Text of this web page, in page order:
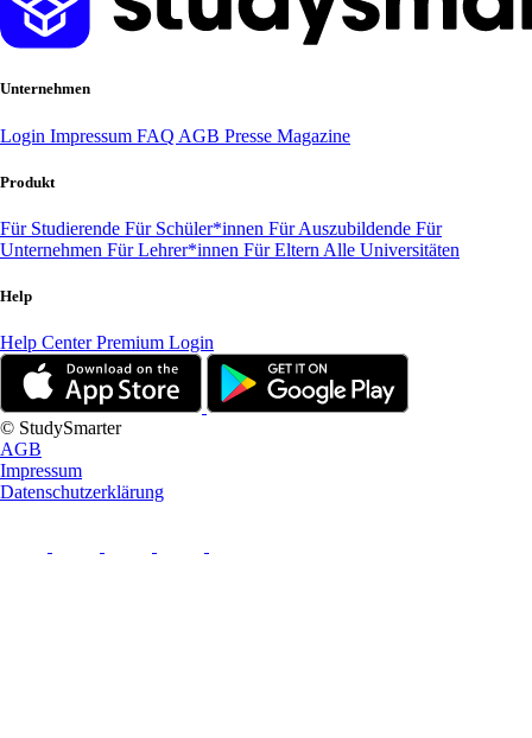
Unternehmen
Login Impressum FAQ AGB Presse Magazine
Produkt
Für Studierende Für Schüler*innen Für Auszubildende Für
Unternehmen Für Lehrer*innen Für Eltern Alle Universitäten
Help
Help CenterPremium Login
© StudySmarter
AGB
Impressum
Datenschutzerklärung